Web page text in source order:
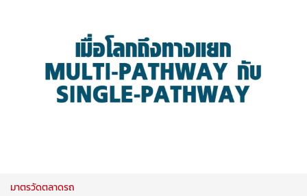
มาตรวัดตลาดรถ